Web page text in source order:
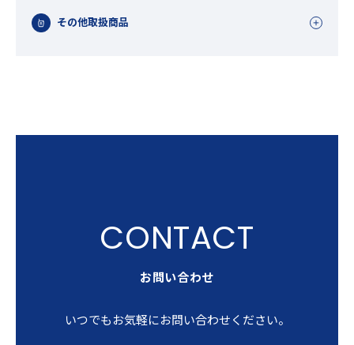
その他取扱商品
お問い合わせ
いつでもお気軽にお問い合わせください。